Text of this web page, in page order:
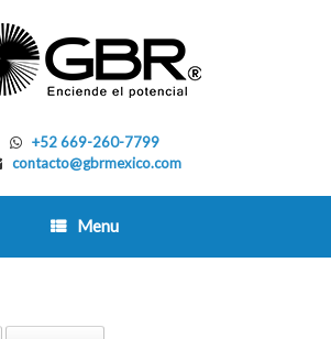
+52 669-260-7799
contacto@gbrmexico.com
Menu